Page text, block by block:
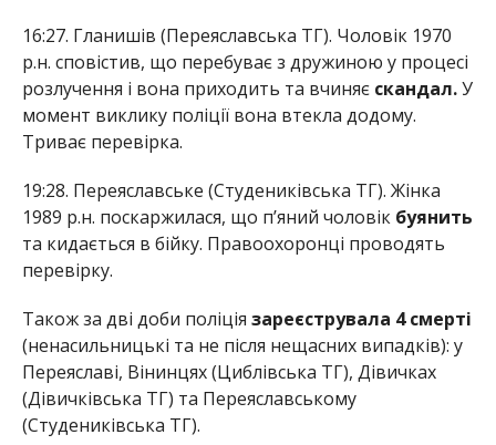
16:27. Гланишів (Переяславська ТГ). Чоловік 1970
р.н. сповістив, що перебуває з дружиною у процесі
розлучення і вона приходить та вчиняє скандал.У
момент виклику поліції вона втекла додому.
Триває перевірка.
19:28. Переяславське (Студениківська ТГ). Жінка
1989 р.н. поскаржилася, що п’яний чоловік буянить
та кидається в бійку. Правоохоронці проводять
перевірку.
Також за дві доби поліція зареєструвала 4 смерті
(ненасильницькі та не після нещасних випадків): у
Переяславі, Вінинцях (Циблівська ТГ), Дівичках
(Дівичківська ТГ) та Переяславському
(Студениківська ТГ).